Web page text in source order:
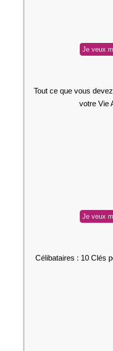
Tout ce que vous
votre Vie
Célibataires : 10 Clés